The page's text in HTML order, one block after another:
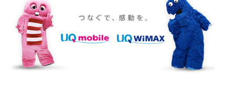
2016年10月(8)
2016年9月(8)
2016年8月(12)
2016年7月(7)
ポケット型Wi-Fiをレンタルするメリットとは？選び方や向いている方の特
徴も紹介
持ち運びできるポケット型Wi-Fiのおススメの選び方は？メリット・デメリ
ットも紹介